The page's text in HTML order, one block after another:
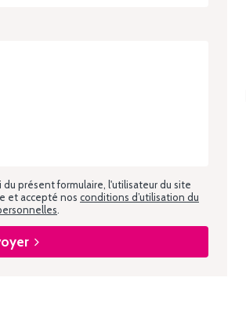
présent formulaire, l'utilisateur du site
et accepté nos conditions d’utilisation du
.